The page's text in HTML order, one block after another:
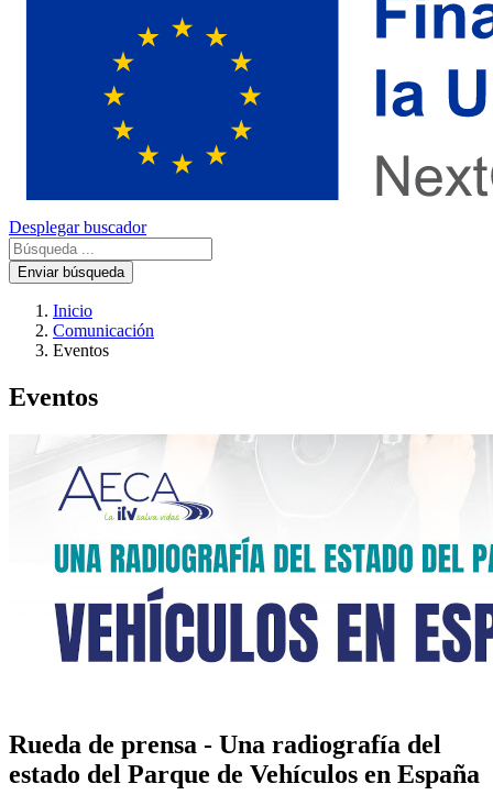
Desplegar buscador
Enviar búsqueda
Inicio
Comunicación
Eventos
Eventos
Rueda de prensa - Una radiografía del
estado del Parque de Vehículos en España